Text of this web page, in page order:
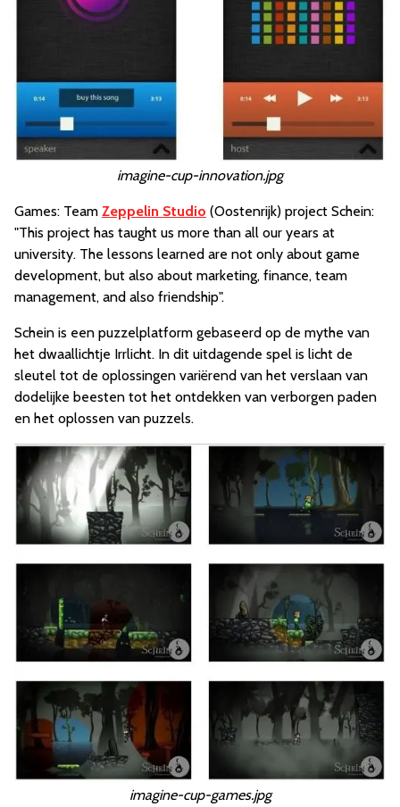
imagine-cup-innovation.jpg
Games: Team Zeppelin Studio (Oostenrijk) project Schein:
"This project has taught us more than all our years at
university. The lessons learned are not only about game
development, but also about marketing, finance, team
management, and also friendship".
Schein is een puzzelplatform gebaseerd op de mythe van
het dwaallichtje Irrlicht. In dit uitdagende spel is licht de
sleutel tot de oplossingen variërend van het verslaan van
dodelijke beesten tot het ontdekken van verborgen paden
en het oplossen van puzzels.
imagine-cup-games.jpg